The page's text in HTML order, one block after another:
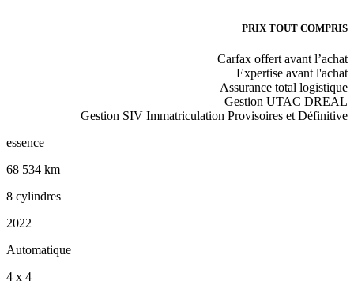
PRIX TOUT COMPRIS
Carfax offert avant l’achat
Expertise avant l'achat
Assurance total logistique
Gestion UTAC DREAL
Gestion SIV Immatriculation Provisoires et Définitive
essence
68 534 km
8 cylindres
2022
Automatique
4 x 4